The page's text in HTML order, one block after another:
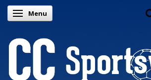
Skifte navigation
Menu